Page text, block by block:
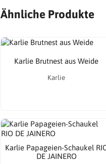
Ähnliche Produkte
Karlie Brutnest aus Weide
Karlie
Karlie Papageien-Schaukel
DE JAINERO